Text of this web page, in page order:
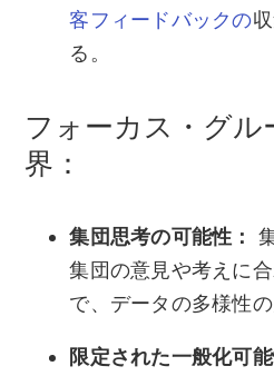
客フィードバックの
る。
フォーカス・グル
界：
集団思考の可能性：
集団の意見や考えに
で、データの多様性
限定された一般化可能